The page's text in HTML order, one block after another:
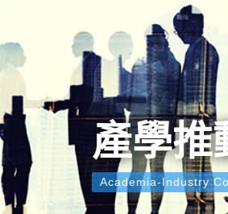
產學推
Academia-Industry